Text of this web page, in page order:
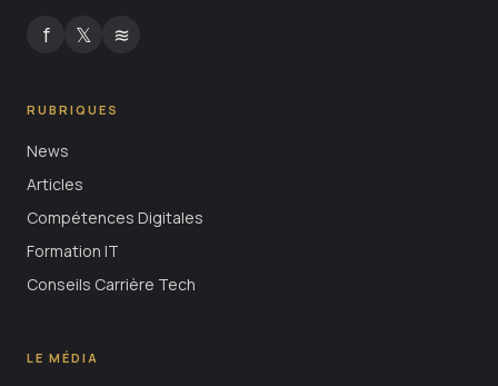
f 𝕏 ≋
RUBRIQUES
News
Articles
Compétences Digitales
Formation IT
Conseils Carrière Tech
LE MÉDIA